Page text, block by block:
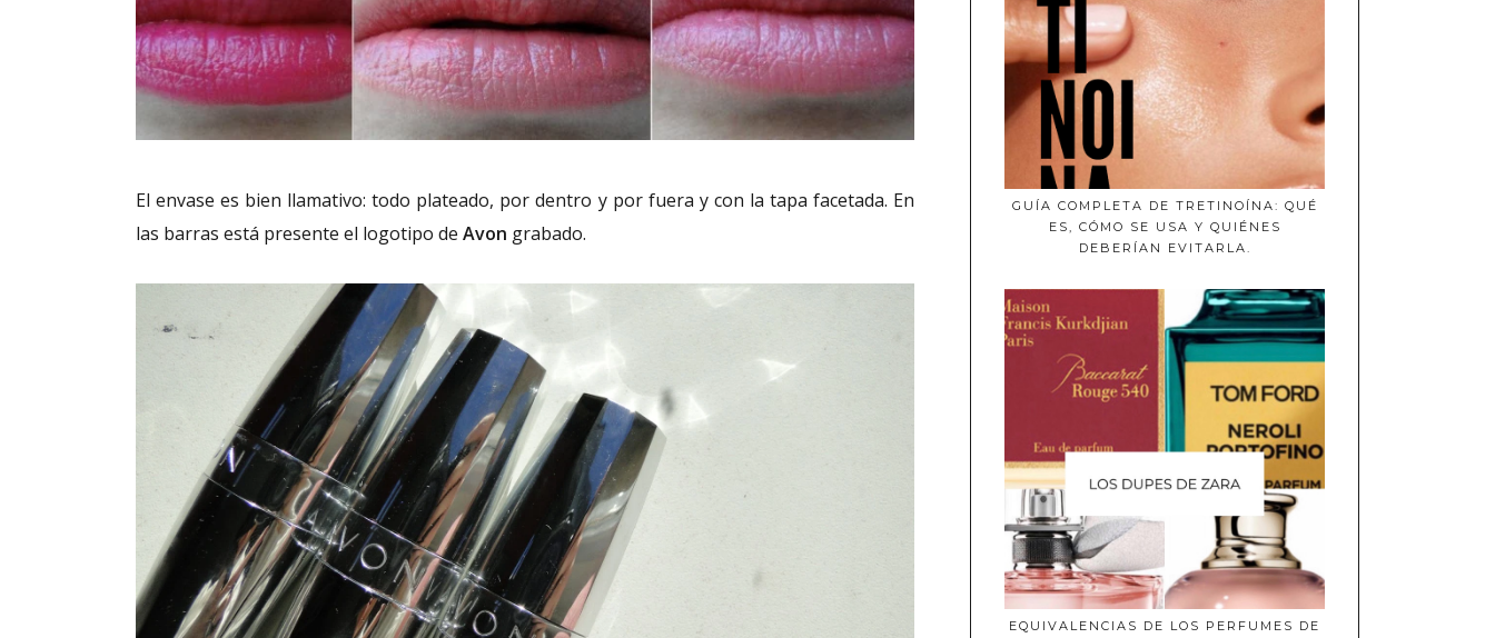
El envase es bien llamativo: todo plateado, por dentro y por fuera y con la tapa facetada. En
las barras está presente el logotipo de Avon grabado.
GUÍA COMPLETA DE TRETINOÍNA: QUÉ
ES, CÓMO SE USA Y QUIÉNES
DEBERÍAN EVITARLA.
EQUIVALENCIAS DE LOS PERFUMES DE